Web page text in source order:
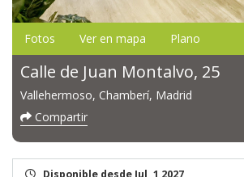
Fotos Ver en mapa Plano
Calle de Juan Montalvo, 25
Vallehermoso, Chamberí, Madrid
Compartir
Disponible desde Jul, 1 2027